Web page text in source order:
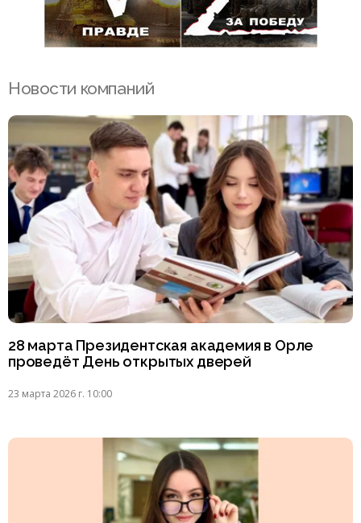
Новости компаний
28 марта Президентская академия в Орле
проведёт День открытых дверей
23 марта 2026 г. 10:00